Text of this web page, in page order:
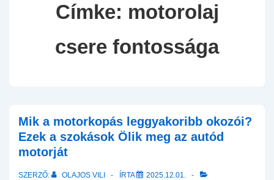
Címke: motorolaj
csere fontossága
Mik a motorkopás leggyakoribb okozói?
Ezek a szokások Ölik meg az autód
motorját
SZERZŐ: OLAJOS VILI ÍRTA
2025.12.01.